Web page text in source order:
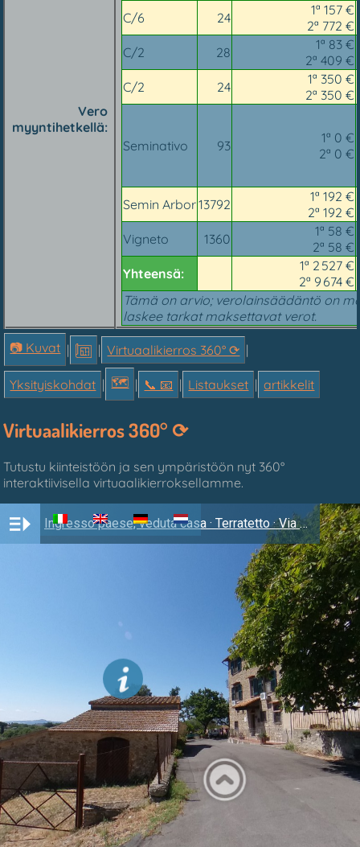
Vero
myyntihetkellä
C/6
24
1ª 157 €
2ª 772 €
C/2 28
1ª 83 €
2ª 409 €
C/2 24
1ª 350 €
2ª 350 €
Seminativo 93
1ª 0 €
2ª 0 €
Semin Arbor13792
1ª 192 €
2ª 192 €
Vigneto 1360
1ª 58 €
2ª 58 €
Yhteensä:
1ª 2 527 €
2ª 9 674 €
Tämä on arvio; verolainsäädäntö on
laskee tarkat maksettavat verot.
📷 Kuvat | | Virtuaalikierros 360° ⟳ |
Yksityiskohdat | 🗺 | 📞︎ 📧 | Listaukset | artikkelit
Virtuaalikierros 360° ⟳
Tutustu kiinteistöön ja sen ympäristöön nyt 360°
interaktiivisella virtuaalikierroksellamme.